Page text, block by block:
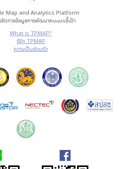
Map and Analytics Platform
จัดการข้อมูลการพัฒนาคนแบบชี้เป้า
What is TPMAP?
รู้จัก TPMAP
ความเป็นส่วนตัว